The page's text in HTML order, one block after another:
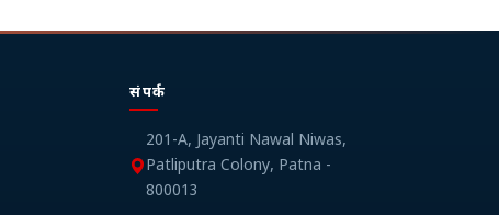
संपर्क
201-A, Jayanti Nawal Niwas,
Patliputra Colony, Patna -
800013